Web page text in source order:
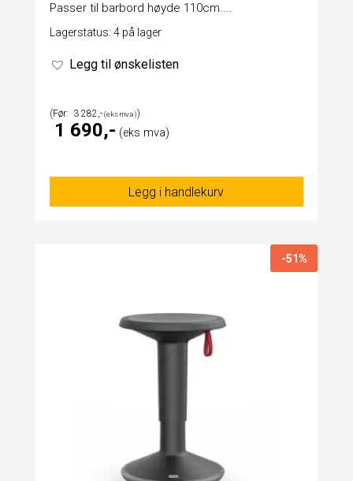
Passer til barbord høyde 110cm....
Lagerstatus: 4 på lager
Legg til ønskelisten
3 282
1 690
Legg i handlekurv
-51%